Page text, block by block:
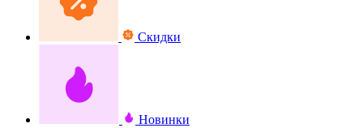
Скидки
Новинки